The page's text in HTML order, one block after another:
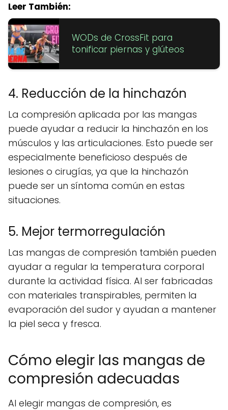
Leer También:
WODs de CrossFit para
tonificar piernas y glúteos
4. Reducción de la hinchazón
La compresión aplicada por las mangas
puede ayudar a reducir la hinchazón en los
músculos y las articulaciones. Esto puede ser
especialmente beneficioso después de
lesiones o cirugías, ya que la hinchazón
puede ser un síntoma común en estas
situaciones.
5. Mejor termorregulación
Las mangas de compresión también pueden
ayudar a regular la temperatura corporal
durante la actividad física. Al ser fabricadas
con materiales transpirables, permiten la
evaporación del sudor y ayudan a mantener
la piel seca y fresca.
Cómo elegir las mangas de
compresión adecuadas
Al elegir mangas de compresión, es